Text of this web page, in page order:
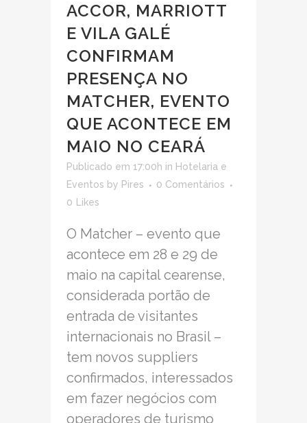
ACCOR, MARRIOTT
E VILA GALÉ
CONFIRMAM
PRESENÇA NO
MATCHER, EVENTO
QUE ACONTECE EM
MAIO NO CEARÁ
Publicado em 17:00h in Hotelaria e
Eventos by Pires
0 Comentários
0
Likes
O Matcher – evento que
acontece em 28 e 29 de
maio na capital cearense,
considerada portão de
entrada de visitantes
internacionais no Brasil –
tem novos suppliers
confirmados, interessados
em fazer negócios com
operadores de turismo